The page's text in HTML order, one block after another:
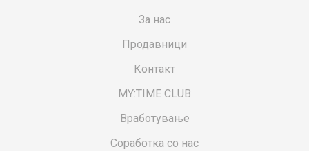
За нас
Продавници
Контакт
MY:TIME CLUB
Вработување
Соработка со нас